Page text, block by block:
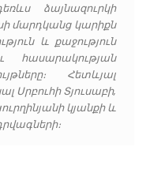
ձայնազուրկի
մարդկանց կարիքն
և քաջություն
հասարակության
Հետևյալ
Սրբուհի Տյուսաբի,
կյանքի և